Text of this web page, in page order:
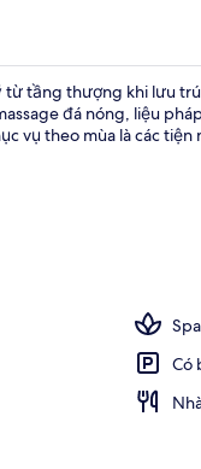
tầng thượng khi lưu
đá nóng, liệu
vụ theo mùa là các tiện
Spa
Có